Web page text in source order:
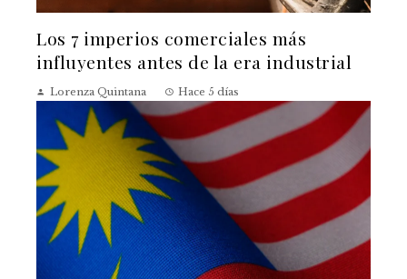
Los 7 imperios comerciales más
influyentes antes de la era industrial
Lorenza Quintana Hace 5 días